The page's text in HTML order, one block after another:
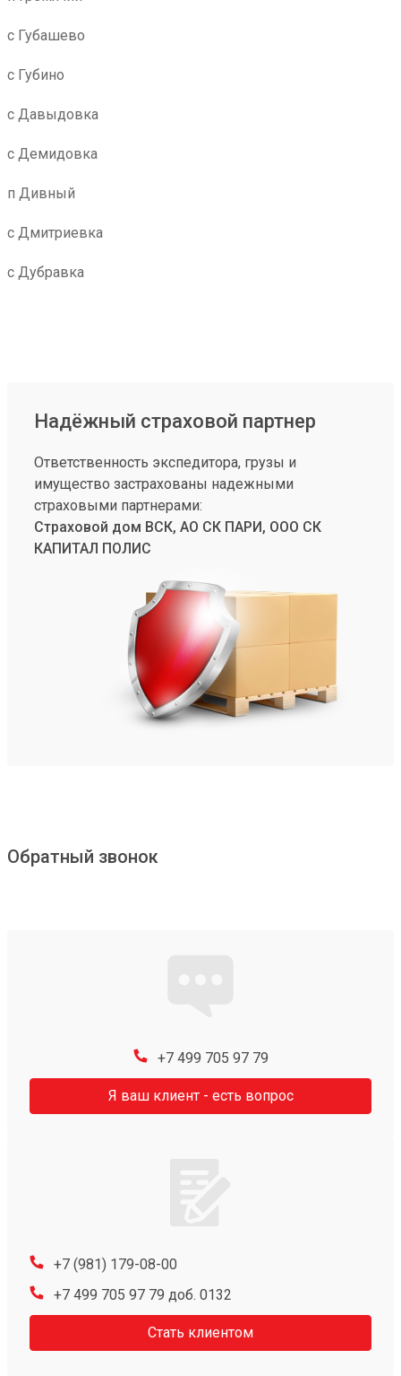
с Губашево
с Губино
с Давыдовка
с Демидовка
п Дивный
с Дмитриевка
с Дубравка
Надёжный страховой партнер
Ответственность экспедитора, грузы и
имущество застрахованы надежными
страховыми партнерами:
Страховой дом ВСК, АО СК ПАРИ, ООО СК
КАПИТАЛ ПОЛИС
Обратный звонок
+7 499 705 97 79
Я ваш клиент - есть вопрос
+7 (981) 179-08-00
+7 499 705 97 79 доб. 0132
Стать клиентом